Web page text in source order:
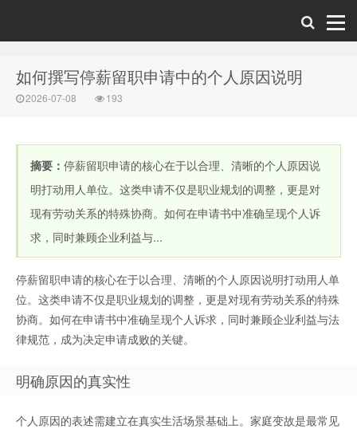
如何撰写停薪留职申请中的个人原因说明
2026-07-08 193
摘要： 停薪留职申请的核心在于以合理、清晰的个人原因说
明打动用人单位。这类申请不仅是职业规划的调整，更是对
现有劳动关系的特殊协商。如何在申请书中准确呈现个人诉
求，同时兼顾企业利益与...
停薪留职申请的核心在于以合理、清晰的个人原因说明打动用人单
位。这类申请不仅是职业规划的调整，更是对现有劳动关系的特殊
协商。如何在申请书中准确呈现个人诉求，同时兼顾企业利益与法
律规范，成为决定申请成败的关键。
明确原因的真实性
个人原因的表述需建立在真实生活场景基础上。家庭变故是最常见